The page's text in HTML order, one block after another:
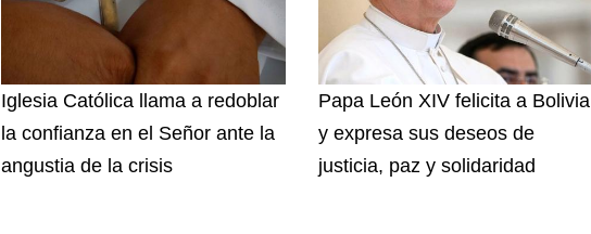
Iglesia Católica llama a redoblar
la confianza en el Señor ante la
angustia de la crisis
Papa León XIV felicita a Bolivia
y expresa sus deseos de
justicia, paz y solidaridad